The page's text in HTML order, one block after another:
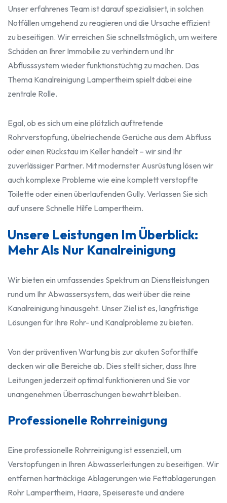
Unser erfahrenes Team ist darauf spezialisiert, in solchen
Notfällen umgehend zu reagieren und die Ursache effizient
zu beseitigen. Wir erreichen Sie schnellstmöglich, um weitere
Schäden an Ihrer Immobilie zu verhindern und Ihr
Abflusssystem wieder funktionstüchtig zu machen. Das
Thema Kanalreinigung Lampertheim spielt dabei eine
zentrale Rolle.
Egal, ob es sich um eine plötzlich auftretende
Rohrverstopfung, übelriechende Gerüche aus dem Abfluss
oder einen Rückstau im Keller handelt – wir sind Ihr
zuverlässiger Partner. Mit modernster Ausrüstung lösen wir
auch komplexe Probleme wie eine komplett verstopfte
Toilette oder einen überlaufenden Gully. Verlassen Sie sich
auf unsere Schnelle Hilfe Lampertheim.
Unsere Leistungen Im Überblick:
Mehr Als Nur Kanalreinigung
Wir bieten ein umfassendes Spektrum an Dienstleistungen
rund um Ihr Abwassersystem, das weit über die reine
Kanalreinigung hinausgeht. Unser Ziel ist es, langfristige
Lösungen für Ihre Rohr- und Kanalprobleme zu bieten.
Von der präventiven Wartung bis zur akuten Soforthilfe
decken wir alle Bereiche ab. Dies stellt sicher, dass Ihre
Leitungen jederzeit optimal funktionieren und Sie vor
unangenehmen Überraschungen bewahrt bleiben.
Professionelle Rohrreinigung
Eine professionelle Rohrreinigung ist essenziell, um
Verstopfungen in Ihren Abwasserleitungen zu beseitigen. Wir
entfernen hartnäckige Ablagerungen wie Fettablagerungen
Rohr Lampertheim, Haare, Speisereste und andere